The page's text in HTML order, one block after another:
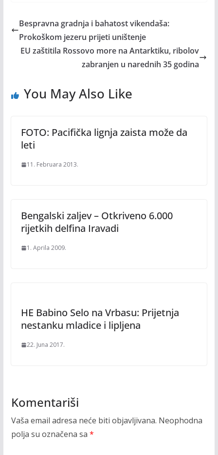
Bespravna gradnja i bahatost vikendaša:
Prokoškom jezeru prijeti uništenje
EU zaštitila Rossovo more na Antarktiku, ribolov
zabranjen u narednih 35 godina
You May Also Like
FOTO: Pacifička lignja zaista može da
leti
11. Februara 2013.
Bengalski zaljev – Otkriveno 6.000
rijetkih delfina Iravadi
1. Aprila 2009.
HE Babino Selo na Vrbasu: Prijetnja
nestanku mladice i lipljena
22. Juna 2017.
Komentariši
Vaša email adresa neće biti objavljivana. Neophodna
polja su označena sa *